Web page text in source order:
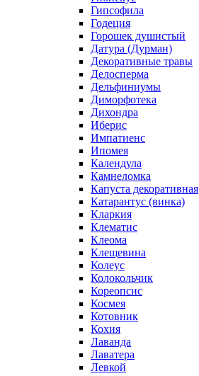
Гипсофила
Годеция
Горошек душистый
Датура (Дурман)
Декоративные травы
Делосперма
Дельфиниумы
Диморфотека
Дихондра
Иберис
Импатиенс
Ипомея
Календула
Камнеломка
Капуста декоративная
Катарантус (винка)
Кларкия
Клематис
Клеома
Клещевина
Колеус
Колокольчик
Кореопсис
Космея
Котовник
Кохия
Лаванда
Лаватера
Левкой